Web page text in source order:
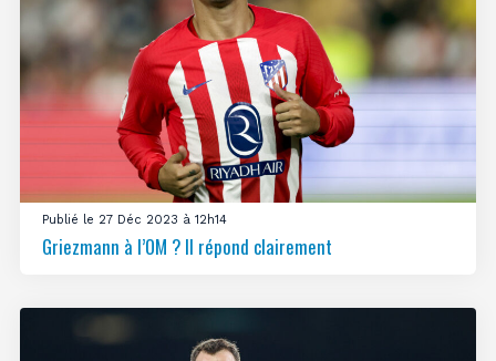
Publié le 27 Déc 2023 à 12h14
Griezmann à l’OM ? Il répond clairement